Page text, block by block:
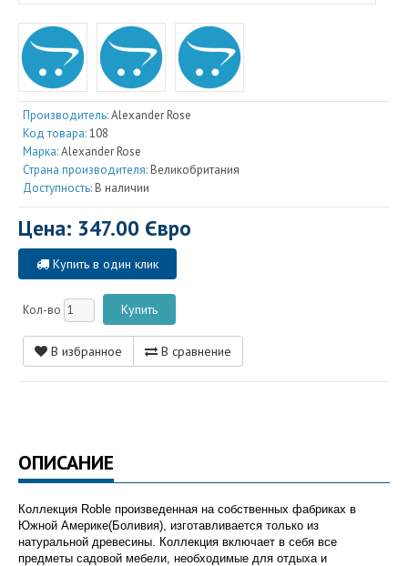
Производитель:Alexander Rose
Код товара:108
Марка:Alexander Rose
Страна производителя: Великобритания
Доступность: В наличии
Цена: 347.00 Євро
Купить в один клик
Кол-во
В избранное В сравнение
ОПИСАНИЕ
Коллекция Roble произведенная на собственных фабриках в
Южной Америке(Боливия), изготавливается только из
натуральной древесины. Коллекция включает в себя все
предметы садовой мебели, необходимые для отдыха и